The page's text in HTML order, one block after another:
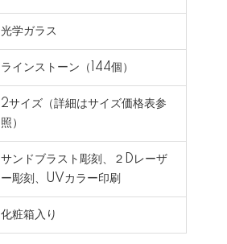
光学ガラス
ラインストーン（144個）
2サイズ（詳細はサイズ価格表参
照）
サンドブラスト彫刻、２Dレーザ
ー彫刻、UVカラー印刷
化粧箱入り